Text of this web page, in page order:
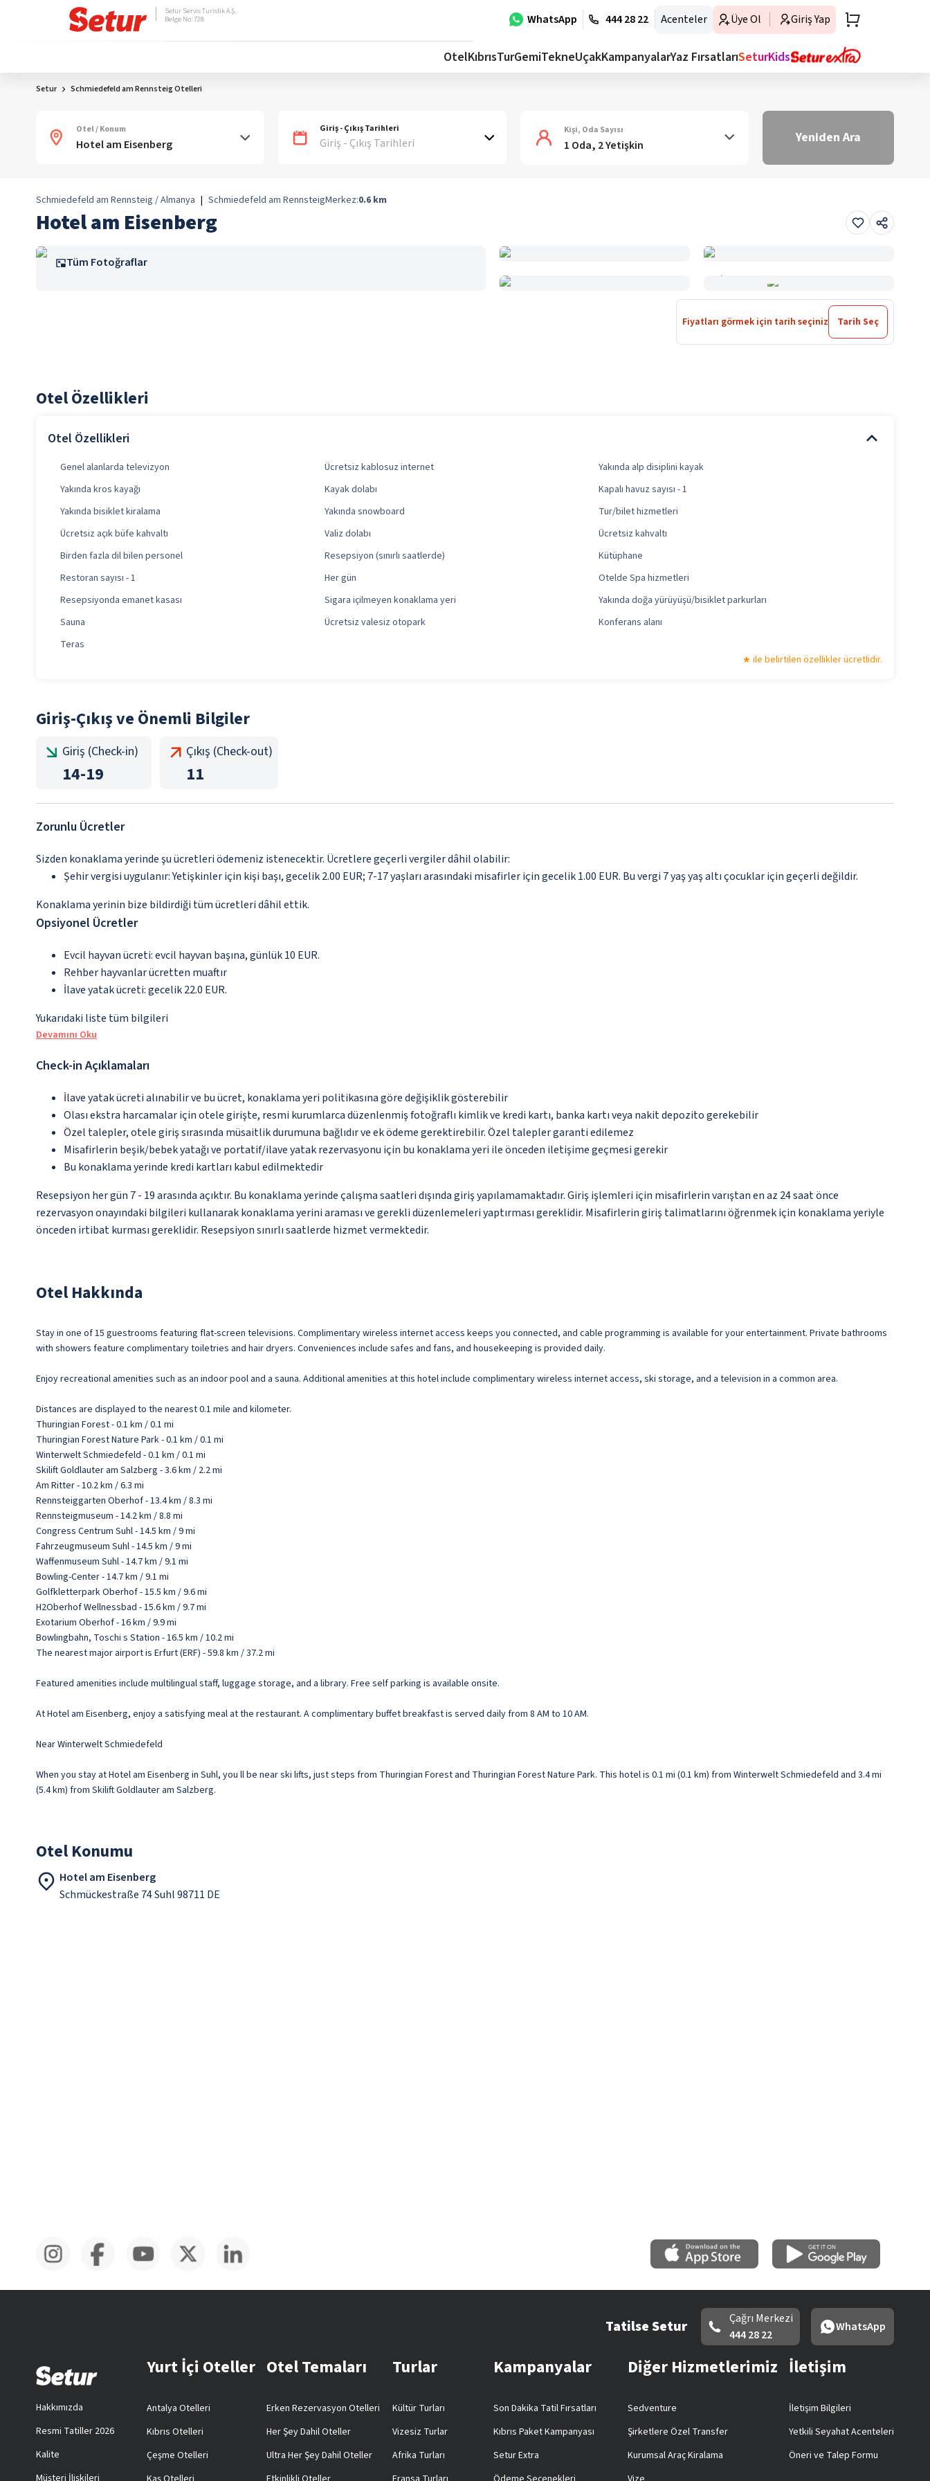
WhatsApp 444 28 22 Acenteler Üye Ol Giriş Yap
Setur Servis Turistik A.Ş.
Belge No: 728
OtelKıbrısTurGemiTekneUçakKampanyalarYaz FırsatlarıSeturKids
Setur Schmiedefeld am Rennsteig Otelleri
Otel / Konum Giriş - Çıkış Tarihleri
Giriş - Çıkış Tarihleri
Kişi, Oda Sayısı
1 Oda, 2 Yetişkin Yeniden Ara
Schmiedefeld am Rennsteig / Almanya | Schmiedefeld am RennsteigMerkez:0.6 km
Hotel am Eisenberg
Tüm Fotoğraflar
Fiyatları görmek için tarih seçiniz Tarih Seç
Otel Özellikleri
Otel Özellikleri
Genel alanlarda televizyon Ücretsiz kablosuz internet
Yakında alp disiplini kayak
Yakında kros kayağı
Kayak dolabı
Kapalı havuz sayısı - 1
Yakında bisiklet kiralama
Yakında snowboard
Tur/bilet hizmetleri
Ücretsiz açık büfe kahvaltı
Valiz dolabı
Ücretsiz kahvaltı
Birden fazla dil bilen personel
Resepsiyon (sınırlı saatlerde)
Kütüphane
Restoran sayısı - 1
Her gün
Otelde Spa hizmetleri
Resepsiyonda emanet kasası
Sigara içilmeyen konaklama yeri
Yakında doğa yürüyüşü/bisiklet parkurları
Sauna
Ücretsiz valesiz otopark
Konferans alanı
Teras
ile belirtilen özellikler ücretlidir.
Giriş-Çıkış ve Önemli Bilgiler
Giriş (Check-in)
14-19
Çıkış (Check-out)
11
Zorunlu Ücretler
Sizden konaklama yerinde şu ücretleri ödemeniz istenecektir. Ücretlere geçerli vergiler dâhil olabilir:
Şehir vergisi uygulanır: Yetişkinler için kişi başı, gecelik 2.00 EUR; 7-17 yaşları arasındaki misafirler için gecelik 1.00 EUR. Bu vergi 7 yaş yaş altı çocuklar için geçerli değildir.
Konaklama yerinin bize bildirdiği tüm ücretleri dâhil ettik.
Opsiyonel Ücretler
Evcil hayvan ücreti: evcil hayvan başına, günlük 10 EUR.
Rehber hayvanlar ücretten muaftır
İlave yatak ücreti: gecelik 22.0 EUR.
Yukarıdaki liste tüm bilgileri
Devamını Oku
Check-in Açıklamaları
İlave yatak ücreti alınabilir ve bu ücret, konaklama yeri politikasına göre değişiklik gösterebilir
Olası ekstra harcamalar için otele girişte, resmi kurumlarca düzenlenmiş fotoğraflı kimlik ve kredi kartı, banka kartı veya nakit depozito gerekebilir
Özel talepler, otele giriş sırasında müsaitlik durumuna bağlıdır ve ek ödeme gerektirebilir. Özel talepler garanti edilemez
Misafirlerin beşik/bebek yatağı ve portatif/ilave yatak rezervasyonu için bu konaklama yeri ile önceden iletişime geçmesi gerekir
Bu konaklama yerinde kredi kartları kabul edilmektedir
Resepsiyon her gün 7 - 19 arasında açıktır. Bu konaklama yerinde çalışma saatleri dışında giriş yapılamamaktadır. Giriş işlemleri için misafirlerin varıştan en az 24 saat önce
rezervasyon onayındaki bilgileri kullanarak konaklama yerini araması ve gerekli düzenlemeleri yaptırması gereklidir. Misafirlerin giriş talimatlarını öğrenmek için konaklama yeriyle
önceden irtibat kurması gereklidir. Resepsiyon sınırlı saatlerde hizmet vermektedir.
Otel Hakkında
Stay in one of 15 guestrooms featuring flat-screen televisions. Complimentary wireless internet access keeps you connected, and cable programming is available for your entertainment. Private bathrooms
with showers feature complimentary toiletries and hair dryers. Conveniences include safes and fans, and housekeeping is provided daily.
Enjoy recreational amenities such as an indoor pool and a sauna. Additional amenities at this hotel include complimentary wireless internet access, ski storage, and a television in a common area.
Distances are displayed to the nearest 0.1 mile and kilometer.
Thuringian Forest - 0.1 km / 0.1 mi
Thuringian Forest Nature Park - 0.1 km / 0.1 mi
Winterwelt Schmiedefeld - 0.1 km / 0.1 mi
Skilift Goldlauter am Salzberg - 3.6 km / 2.2 mi
Am Ritter - 10.2 km / 6.3 mi
Rennsteiggarten Oberhof - 13.4 km / 8.3 mi
Rennsteigmuseum - 14.2 km / 8.8 mi
Congress Centrum Suhl - 14.5 km / 9 mi
Fahrzeugmuseum Suhl - 14.5 km / 9 mi
Waffenmuseum Suhl - 14.7 km / 9.1 mi
Bowling-Center - 14.7 km / 9.1 mi
Golfkletterpark Oberhof - 15.5 km / 9.6 mi
H2Oberhof Wellnessbad - 15.6 km / 9.7 mi
Exotarium Oberhof - 16 km / 9.9 mi
Bowlingbahn, Toschi s Station - 16.5 km / 10.2 mi
The nearest major airport is Erfurt (ERF) - 59.8 km / 37.2 mi
Featured amenities include multilingual staff, luggage storage, and a library. Free self parking is available onsite.
At Hotel am Eisenberg, enjoy a satisfying meal at the restaurant. A complimentary buffet breakfast is served daily from 8 AM to 10 AM.
Near Winterwelt Schmiedefeld
When you stay at Hotel am Eisenberg in Suhl, you ll be near ski lifts, just steps from Thuringian Forest and Thuringian Forest Nature Park. This hotel is 0.1 mi (0.1 km) from Winterwelt Schmiedefeld and 3.4 mi
(5.4 km) from Skilift Goldlauter am Salzberg.
Otel Konumu
Hotel am Eisenberg
Schmückestraße 74 Suhl 98711 DE
Tatilse Setur
Çağrı Merkezi
444 28 22
WhatsApp
Hakkımızda
Resmi Tatiller 2026
Kalite
Yurt İçi Oteller
Antalya Otelleri
Kıbrıs Otelleri
Çeşme Otelleri
Otel Temaları
Erken Rezervasyon Otelleri
Her Şey Dahil Oteller
Ultra Her Şey Dahil Oteller
Turlar
Kültür Turları
Vizesiz Turlar
Afrika Turları
Kampanyalar
Son Dakika Tatil Fırsatları
Kıbrıs Paket Kampanyası
Setur Extra
Diğer Hizmetlerimiz
Sedventure
Şirketlere Özel Transfer
Kurumsal Araç Kiralama
İletişim
İletişim Bilgileri
Yetkili Seyahat Acenteleri
Öneri ve Talep Formu